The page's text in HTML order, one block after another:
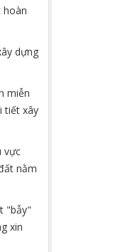
hoàn
dựng
miễn
tiết xây
vực
nằm
"bẫy"
xin